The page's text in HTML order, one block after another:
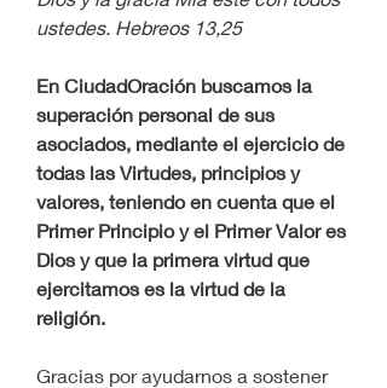
ustedes. Hebreos 13,25
En CiudadOración buscamos la
superación personal de sus
asociados, mediante el ejercicio de
todas las Virtudes, principios y
valores, teniendo en cuenta que el
Primer Principio y el Primer Valor es
Dios y que la primera virtud que
ejercitamos es la virtud de la
religión.
Gracias por ayudarnos a sostener